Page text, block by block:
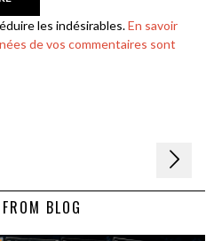
les indésirables.En savoir
de vos commentaires sont
BLOG